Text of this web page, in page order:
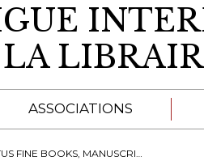
ASSOCIATIONS
BOOKS, MANUSCRIPTS & MUSICALIA